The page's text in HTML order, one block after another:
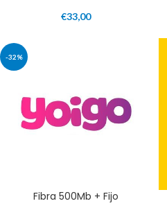
€33,00
-32%
Fibra 500Mb + Fijo